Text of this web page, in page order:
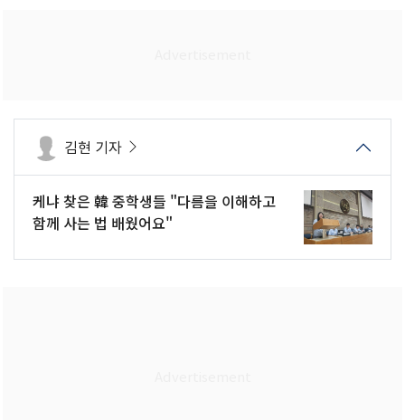
김현 기자
케냐 찾은 韓 중학생들 "다름을 이해하고
함께 사는 법 배웠어요"